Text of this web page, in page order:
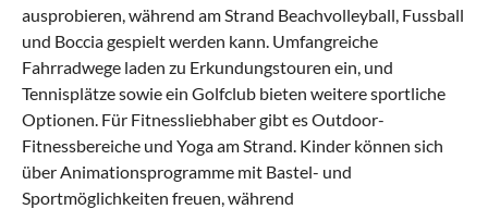
ausprobieren, während am Strand Beachvolleyball, Fussball
und Boccia gespielt werden kann. Umfangreiche
Fahrradwege laden zu Erkundungstouren ein, und
Tennisplätze sowie ein Golfclub bieten weitere sportliche
Optionen. Für Fitnessliebhaber gibt es Outdoor-
Fitnessbereiche und Yoga am Strand. Kinder können sich
über Animationsprogramme mit Bastel- und
Sportmöglichkeiten freuen, während